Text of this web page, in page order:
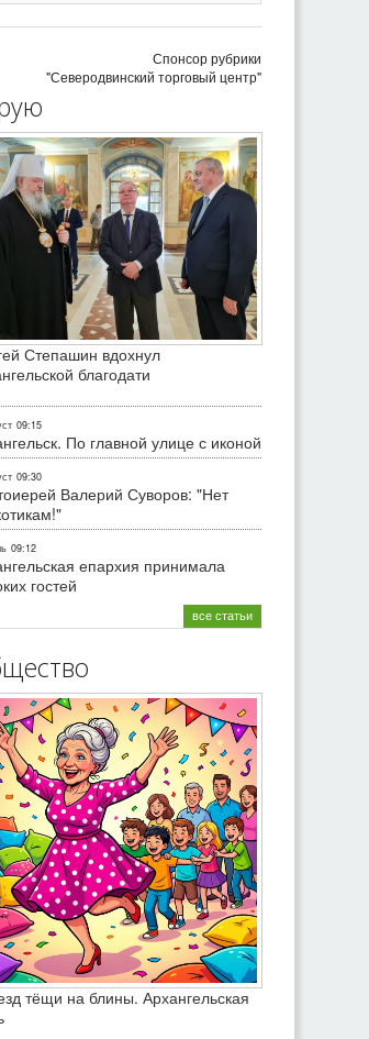
Спонсор рубрики
"Северодвинский торговый центр"
Степашин вдохнул
благодати
09:15
По главной улице с иконой
09:30
Валерий Суворов: "Нет
09:12
епархия принимала
гостей
все статьи
тёщи на блины. Архангельская